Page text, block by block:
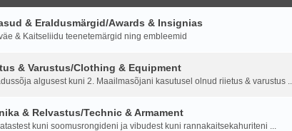
& Eraldusmärgid/Awards & Insignias
& Kaitseliidu teenetemärgid ning embleemid
& Varustus/Clothing & Equipment
algusest kuni 2. Maailmasõjani kasutusel olnud riietus & varustus
& Relvastus/Technic & Armament
kuni soomusrongideni ja vibudest kuni rannakaitsekahuriteni ...